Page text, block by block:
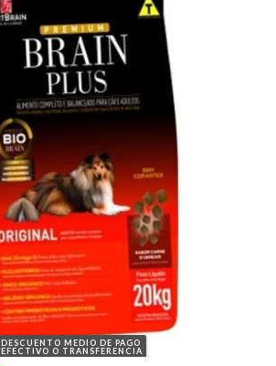
DESCUENTO MEDIO DE PAGO
EFECTIVO O TRANSFERENCIA